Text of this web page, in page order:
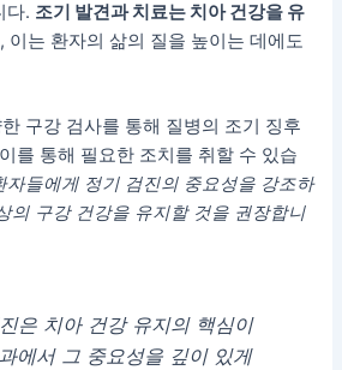
다. 조기 발견과 치료는 치아 건강을 유
이는 환자의 삶의 질을 높이는 데에도
구강 검사를 통해 질병의 조기 징후
를 통해 필요한 조치를 취할 수 있습
자들에게 정기 검진의 중요성을 강조하
의 구강 건강을 유지할 것을 권장합니
은 치아 건강 유지의 핵심이
에서 그 중요성을 깊이 있게